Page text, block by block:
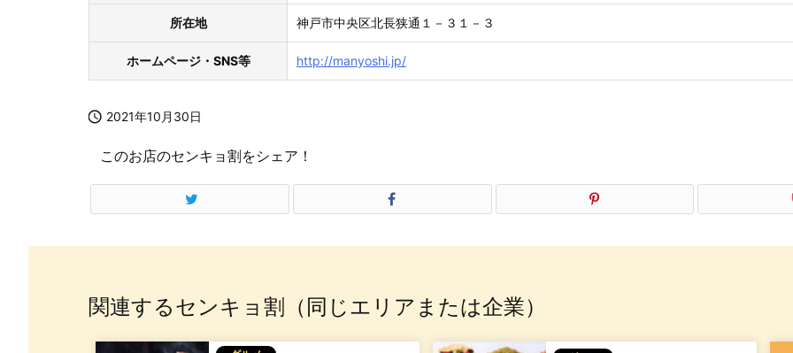
所在地 神戸市中央区北長狭通１－３１－３
ホームページ・SNS等 http://manyoshi.jp/
 2021年10月30日
このお店のセンキョ割をシェア！
関連するセンキョ割（同じエリアまたは企業）